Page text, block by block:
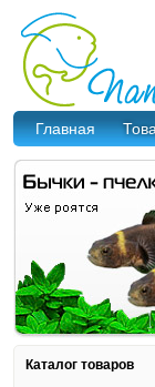
Главная
Каталог товаров